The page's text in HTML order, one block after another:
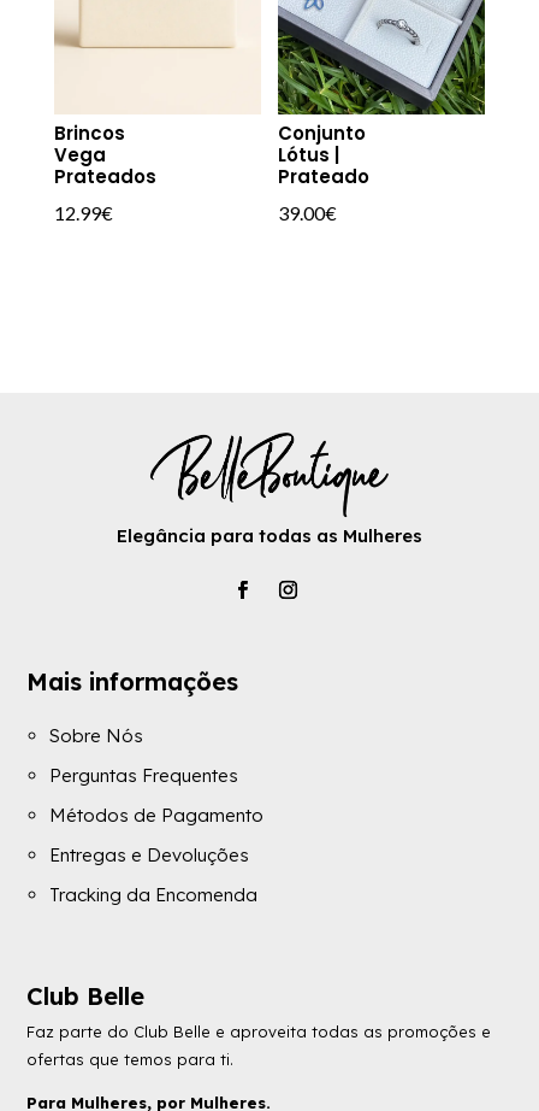
Brincos
Vega
Prateados
12.99€
Conjunto
Lótus |
Prateado
39.00€
Elegância para todas as Mulheres
Mais informações
Sobre Nós
Perguntas Frequentes
Métodos de Pagamento
Entregas e Devoluções
Tracking da Encomenda
Club Belle
Faz parte do Club Belle e aproveita todas as promoções e
ofertas que temos para ti.
Para Mulheres, por Mulheres.